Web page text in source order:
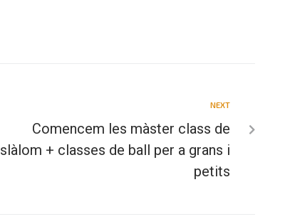
NEXT
Comencem les màster class de
slàlom + classes de ball per a grans i
petits